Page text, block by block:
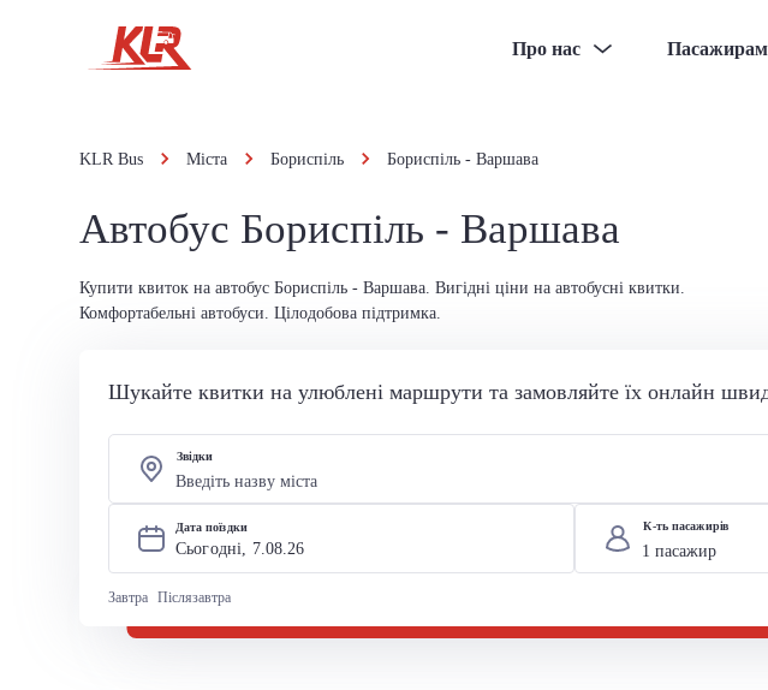
Про нас Пасажирам
KLR Bus Міста Бориспіль Бориспіль - Варшава
Автобус Бориспіль - Варшава
Купити квиток на автобус Бориспіль - Варшава. Вигідні ціни на автобусні квитки.
Комфортабельні автобуси. Цілодобова підтримка.
Шукайте квитки на улюблені маршрути та замовляйте їх онлайн
Звідки
Дата поїздки
Сьогодні, 7.08.26
Завтра Післязавтра
К-ть пасажирів